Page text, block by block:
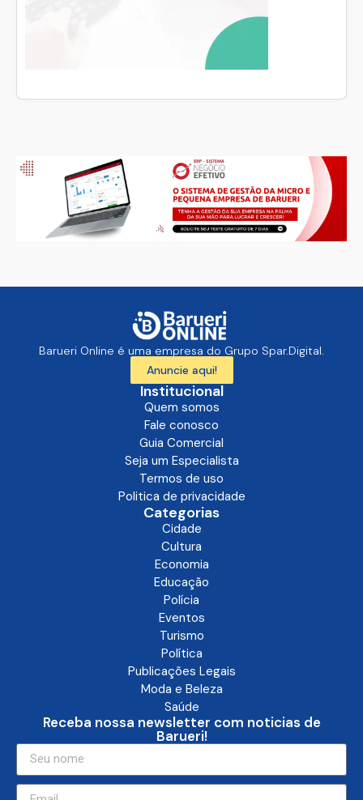
Barueri Online é uma empresa do Grupo Spar.Digital.
Anuncie aqui!
Institucional
Quem somos
Fale conosco
Guia Comercial
Seja um Especialista
Termos de uso
Politica de privacidade
Categorias
Cidade
Cultura
Economia
Educação
Polícia
Eventos
Turismo
Política
Publicações Legais
Moda e Beleza
Saúde
Receba nossa newsletter com noticias de
Barueri!